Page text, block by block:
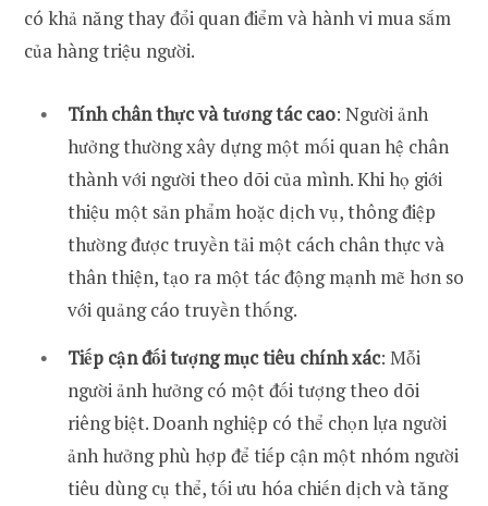
có khả năng thay đổi quan điểm và hành vi mua sắm
của hàng triệu người.
Tính chân thực và tương tác cao: Người ảnh
hưởng thường xây dựng một mối quan hệ chân
thành với người theo dõi của mình. Khi họ giới
thiệu một sản phẩm hoặc dịch vụ, thông điệp
thường được truyền tải một cách chân thực và
thân thiện, tạo ra một tác động mạnh mẽ hơn so
với quảng cáo truyền thống.
Tiếp cận đối tượng mục tiêu chính xác: Mỗi
người ảnh hưởng có một đối tượng theo dõi
riêng biệt. Doanh nghiệp có thể chọn lựa người
ảnh hưởng phù hợp để tiếp cận một nhóm người
tiêu dùng cụ thể, tối ưu hóa chiến dịch và tăng